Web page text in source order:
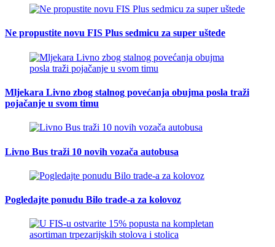
Ne propustite novu FIS Plus sedmicu za super uštede
Mljekara Livno zbog stalnog povećanja obujma posla traži
pojačanje u svom timu
Livno Bus traži 10 novih vozača autobusa
Pogledajte ponudu Bilo trade-a za kolovoz